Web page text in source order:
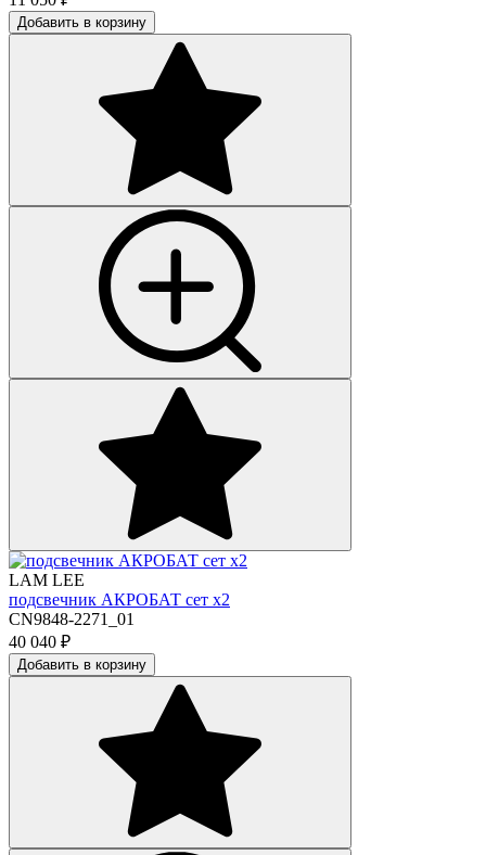
Добавить в корзину
LAM LEE
подсвечник АКРОБАТ сет х2
CN9848-2271_01
40 040 ₽
Добавить в корзину